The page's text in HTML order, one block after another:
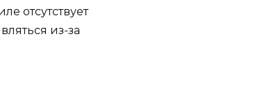
отсутствует
из-за